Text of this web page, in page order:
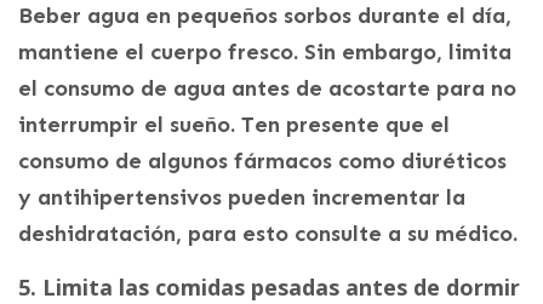
Beber agua en pequeños sorbos durante el día,
mantiene el cuerpo fresco. Sin embargo, limita
el consumo de agua antes de acostarte para no
interrumpir el sueño. Ten presente que el
consumo de algunos fármacos como diuréticos
y antihipertensivos pueden incrementar la
deshidratación, para esto consulte a su médico.
5. Limita las comidas pesadas antes de dormir